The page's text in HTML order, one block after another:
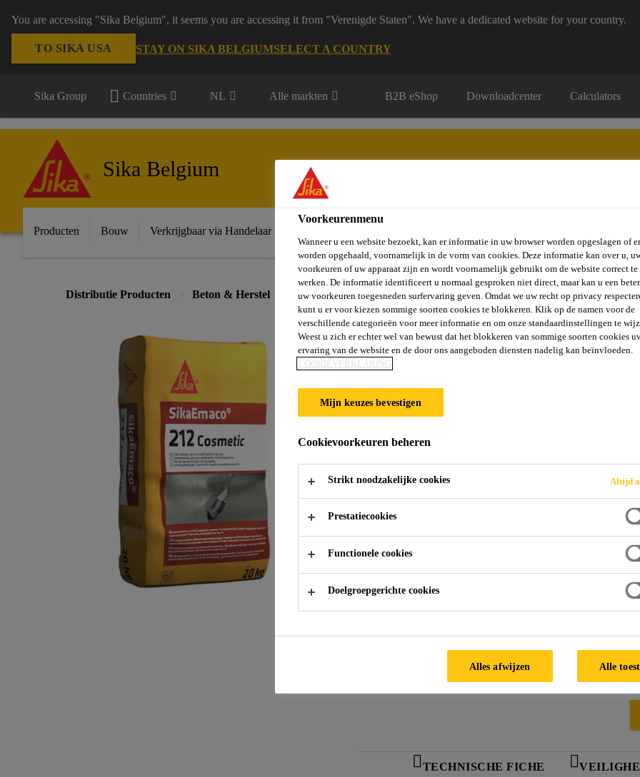
You are accessing "Sika Belgium", it seems you are accessing it from "Verenigde Staten". We have a dedicated website for your country.
TO SIKA USA STAY ON SIKA BELGIUMSELECT A COUNTRY
Sika Group Countries NL Alle markten B2B eShop Downloadcenter Calculators
Sika Belgium
Producten Bouw Verkrijgbaar via Handelaar
Distributie Producten Beton & Herstel Betonherstelling Kant-en-Klare Mortel SikaEmaco®-212
SikaEmaco®-
Snelzettende, polymeerverbeterde,
SikaEmaco®-212 Cosmetic is een 1-component,
nivelleringsmortel voor het nauwkeurig afwerken
sulfaatresistente Portland cement (HSR LA) en
(polyacrylonitril) werkt SikaEmaco®-212 Cosmetic
SikaEmaco®-212 Cosmetic een smeuïge consistentie.
Lees meer +
Zeer geringe krimp
Esthetische reparatiemortel
Gebruiksklaar product, enkel mengen met water.
TECHNISCHE FICHE
Voorkeurenmenu
Wanneer u een website bezoekt, kan er informatie in uw browser worden opgeslagen of
worden opgehaald, voornamelijk in de vorm van cookies. Deze informatie kan over u,
voorkeuren of uw apparaat zijn en wordt voornamelijk gebruikt om de website correct te
werken. De informatie identificeert u normaal gesproken niet direct, maar kan u een
uw voorkeuren toegesneden surfervaring geven. Omdat we uw recht op privacy
kunt u er voor kiezen sommige soorten cookies te blokkeren. Klik op de namen voor de
verschillende categorieën voor meer informatie en om onze standaardinstellingen te
Weest u zich er echter wel van bewust dat het blokkeren van sommige soorten cookies
ervaring van de website en de door ons aangeboden diensten nadelig kan beïnvloeden.
COOKIEVERKLARING
Mijn keuzes bevestigen
Cookievoorkeuren beheren
Strikt noodzakelijke cookies Altijd
Prestatiecookies
Functionele cookies
Doelgroepgerichte cookies
Alles afwijzen Alle